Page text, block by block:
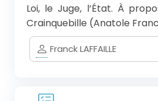
Loi, le Juge, l’État. À
Crainquebille (Anatole
Franck LAFFAILLE